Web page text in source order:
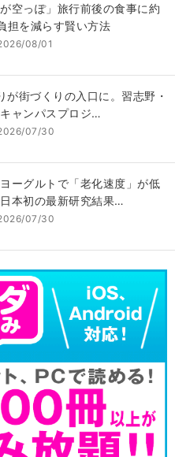
空っぽ」旅行前後の食事に約
を減らす賢い方法
08/01
街づくりの入口に。習志野・
ャンパスプロジ…
07/30
ーグルトで「老化速度」が低
本初の最新研究結果…
07/30